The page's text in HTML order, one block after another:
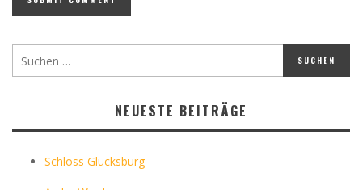
NEUESTE BEITRÄGE
Schloss Glücksburg